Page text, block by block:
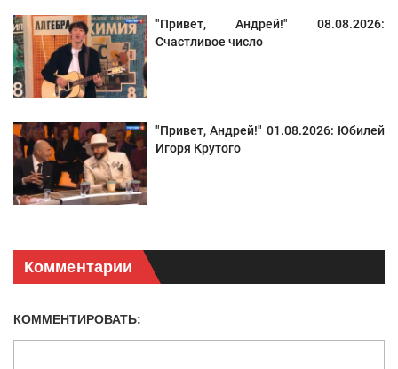
"Привет, Андрей!" 08.08.2026:
Счастливое число
"Привет, Андрей!" 01.08.2026: Юбилей
Игоря Крутого
Комментарии
КОММЕНТИРОВАТЬ: